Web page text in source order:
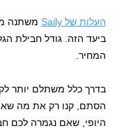
העלות של Saily
משתנה
ביעד הזה. גודל חבילת
המחיר.
בדרך כלל משתלם יותר
הסתם, קנו רק את מה
היופי, שאם נגמרה לכם